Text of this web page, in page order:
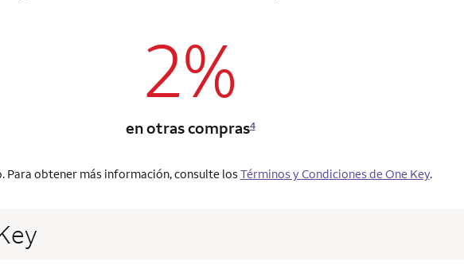
column 2 Onkey+ card
2%
en otras compras4
Para obtener más información, consulte losTérminos y Condiciones de One Key.